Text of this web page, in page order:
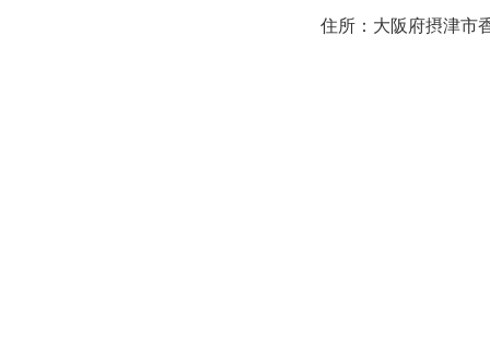
住所：大阪府摂津市